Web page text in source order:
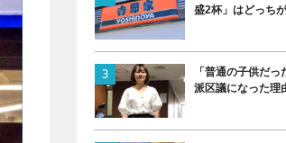
盛2杯」はどっち
「普通の子供だ
派区議になった理